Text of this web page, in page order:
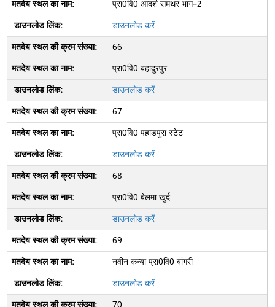
प्रा0वि0 आदर्श समथर भाग–2
डाउनलोड करें
66
प्रा0वि0 बहादुरपुर
डाउनलोड करें
67
प्रा0वि0 पहाडपुरा स्टेट
डाउनलोड करें
68
प्रा0वि0 बेलमा खुर्द
डाउनलोड करें
69
नवीन कन्या प्रा0वि0 बांगरी
डाउनलोड करें